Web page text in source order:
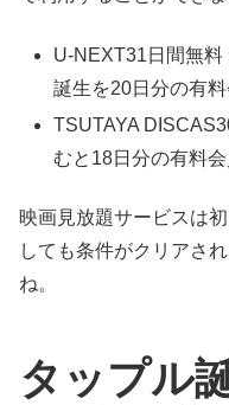
U-NEXT31日間無
誕生を20日分の有
TSUTAYA
むと18日分の有料
映画見放題サービスは
しても条件がクリアさ
ね。
タップル